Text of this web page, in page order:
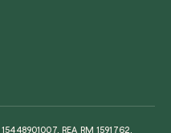
REA RM 1591762.